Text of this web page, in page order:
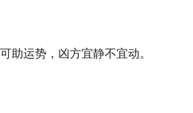
助运势 ，凶方宜静不宜动。